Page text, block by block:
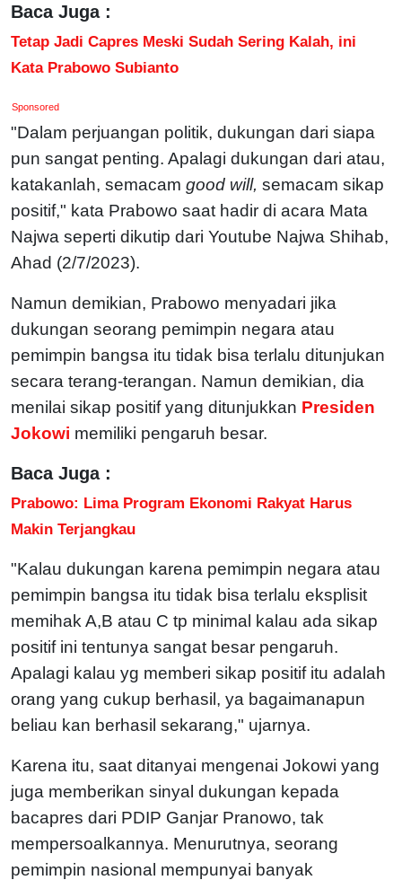
Baca Juga :
Tetap Jadi Capres Meski Sudah Sering Kalah, ini
Kata Prabowo Subianto
Sponsored
"Dalam perjuangan politik, dukungan dari siapa
pun sangat penting. Apalagi dukungan dari atau,
katakanlah, semacam good will, semacam sikap
positif," kata Prabowo saat hadir di acara Mata
Najwa seperti dikutip dari Youtube Najwa Shihab,
Ahad (2/7/2023).
Namun demikian, Prabowo menyadari jika
dukungan seorang pemimpin negara atau
pemimpin bangsa itu tidak bisa terlalu ditunjukan
secara terang-terangan. Namun demikian, dia
menilai sikap positif yang ditunjukkan Presiden
Jokowi memiliki pengaruh besar.
Baca Juga :
Prabowo: Lima Program Ekonomi Rakyat Harus
Makin Terjangkau
"Kalau dukungan karena pemimpin negara atau
pemimpin bangsa itu tidak bisa terlalu eksplisit
memihak A,B atau C tp minimal kalau ada sikap
positif ini tentunya sangat besar pengaruh.
Apalagi kalau yg memberi sikap positif itu adalah
orang yang cukup berhasil, ya bagaimanapun
beliau kan berhasil sekarang," ujarnya.
Karena itu, saat ditanyai mengenai Jokowi yang
juga memberikan sinyal dukungan kepada
bacapres dari PDIP Ganjar Pranowo, tak
mempersoalkannya. Menurutnya, seorang
pemimpin nasional mempunyai banyak